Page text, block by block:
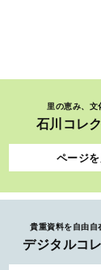
里の恵み、文
石川コレ
ページ
貴重資料を自由自
デジタルコ